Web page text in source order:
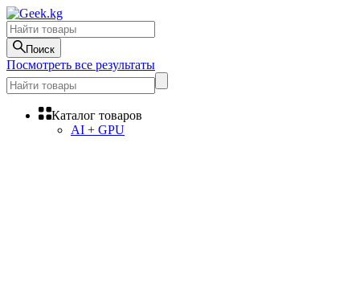
Поиск
Посмотреть все результаты
Каталог товаров
AI + GPU